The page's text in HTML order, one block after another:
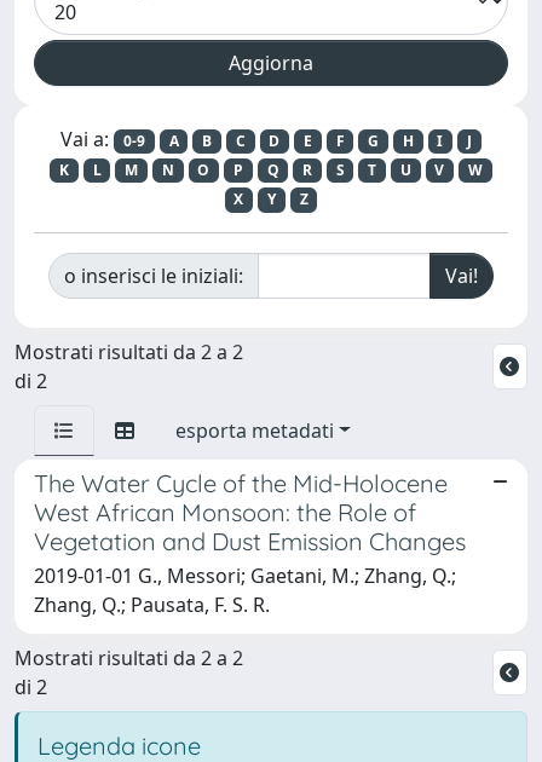
Vai a: 0-9 A B C D E F G H I
J
K
L M N O P Q R S T U V
W
X
Y Z
o inserisci le iniziali:
Mostrati risultati da 2 a 2
di 2
esporta metadati
The Water Cycle of the Mid-Holocene
West African Monsoon: the Role of
Vegetation and Dust Emission Changes
2019-01-01 G., Messori; Gaetani, M.; Zhang, Q.;
Zhang, Q.; Pausata, F. S. R.
Mostrati risultati da 2 a 2
di 2
Legenda icone